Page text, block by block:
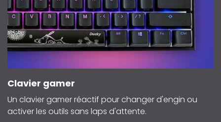
Clavier gamer
Un clavier gamer réactif pour changer d'engin ou
activer les outils sans laps d'attente.